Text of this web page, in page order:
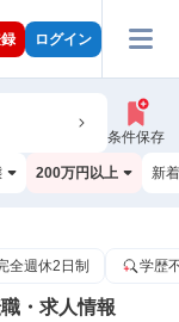
ログイン
条件保存
200万円以上 新
全週休2日制 学歴
・求人情報